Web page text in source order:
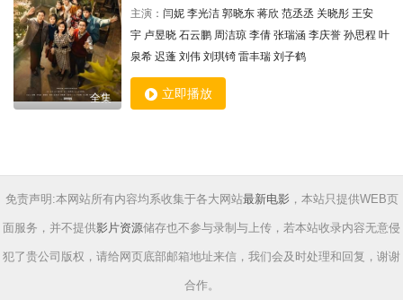
全集
主演： 闫妮 李光洁 郭晓东 蒋欣 范丞丞 关晓彤 王安
宇 卢昱晓 石云鹏 周洁琼 李倩 张瑞涵 李庆誉 孙思程 叶
泉希 迟蓬 刘伟 刘琪锜 雷丰瑞 刘子鹤
 立即播放
免责声明:本网站所有内容均系收集于各大网站最新电影 ，本站只提供WEB页
面服务，并不提供影片资源储存也不参与录制与上传，若本站收录内容无意侵
犯了贵公司版权，请给网页底部邮箱地址来信，我们会及时处理和回复，谢谢
合作。